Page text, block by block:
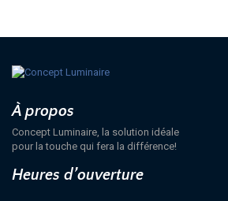
À propos
Concept Luminaire, la solution idéale
pour la touche qui fera la différence!
Heures d’ouverture